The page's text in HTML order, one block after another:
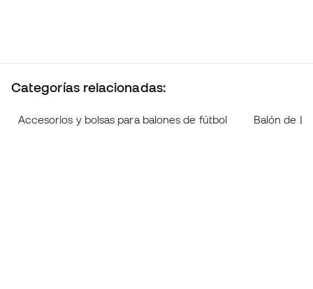
Categorías relacionadas:
Accesorios y bolsas para balones de fútbol Balón de